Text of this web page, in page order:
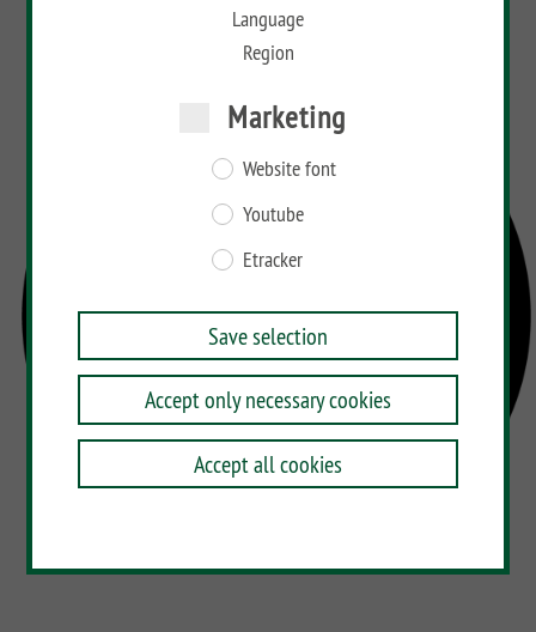
Language
Region
Marketing
Website font
Youtube
Etracker
Save selection
Accept only necessary cookies
Accept all cookies